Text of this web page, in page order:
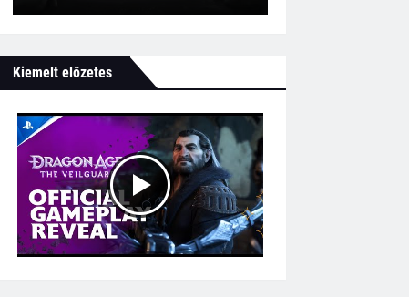
Kiemelt előzetes